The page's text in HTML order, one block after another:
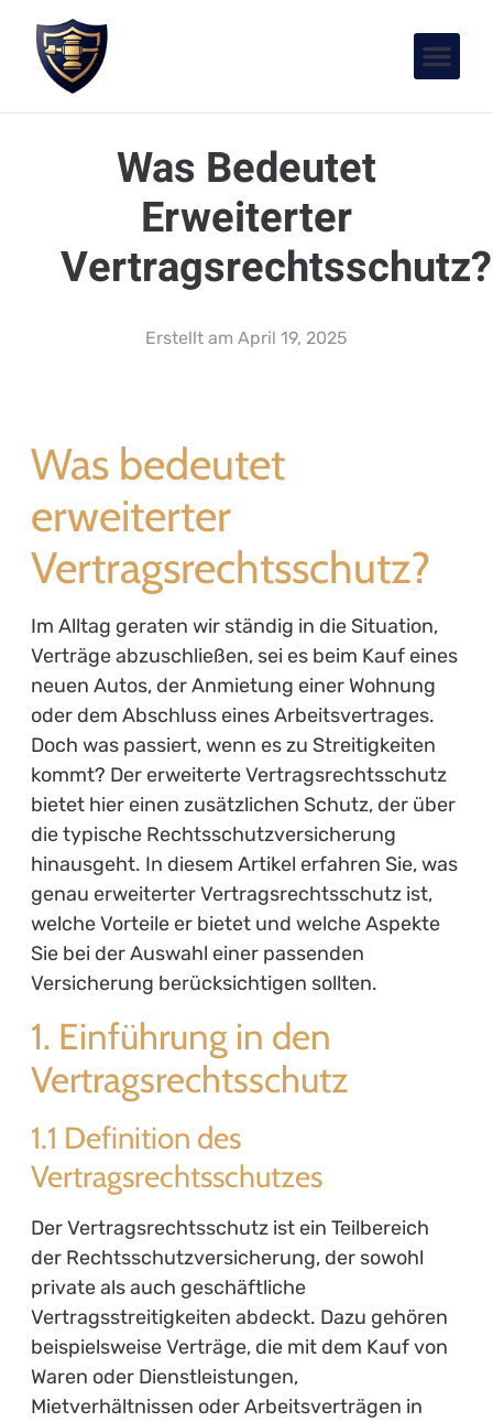
Was Bedeutet
Erweiterter
Vertragsrechtsschutz?
Erstellt am April 19, 2025
Was bedeutet
erweiterter
Vertragsrechtsschutz?
Im Alltag geraten wir ständig in die Situation,
Verträge abzuschließen, sei es beim Kauf eines
neuen Autos, der Anmietung einer Wohnung
oder dem Abschluss eines Arbeitsvertrages.
Doch was passiert, wenn es zu Streitigkeiten
kommt? Der erweiterte Vertragsrechtsschutz
bietet hier einen zusätzlichen Schutz, der über
die typische Rechtsschutzversicherung
hinausgeht. In diesem Artikel erfahren Sie, was
genau erweiterter Vertragsrechtsschutz ist,
welche Vorteile er bietet und welche Aspekte
Sie bei der Auswahl einer passenden
Versicherung berücksichtigen sollten.
1. Einführung in den
Vertragsrechtsschutz
1.1 Definition des
Vertragsrechtsschutzes
Der Vertragsrechtsschutz ist ein Teilbereich
der Rechtsschutzversicherung, der sowohl
private als auch geschäftliche
Vertragsstreitigkeiten abdeckt. Dazu gehören
beispielsweise Verträge, die mit dem Kauf von
Waren oder Dienstleistungen,
Mietverhältnissen oder Arbeitsverträgen in